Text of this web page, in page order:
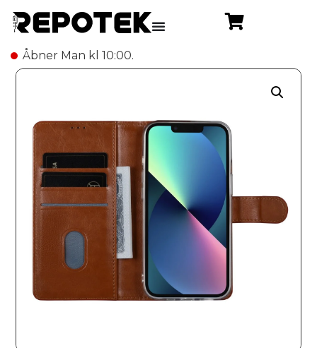
Åbner Man kl 10:00.